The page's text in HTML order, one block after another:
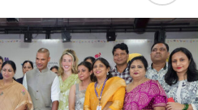
فنکاروں نے سامعین کو
DON'T MISS
گجرات یکساں سول کوڈ کے
گی رجوع : مولانا محمود اسعد